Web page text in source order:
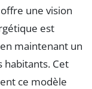
une vision
est
maintenant un
habitants. Cet
ce modèle